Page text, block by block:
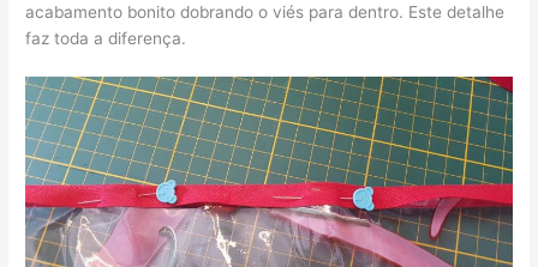
acabamento bonito dobrando o viés para dentro. Este detalhe
faz toda a diferença.